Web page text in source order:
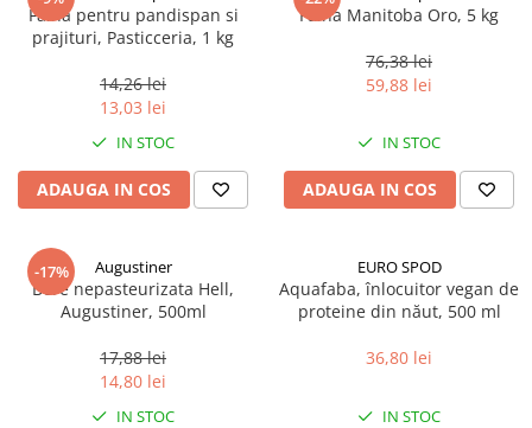
Faina pentru pandispan si
prajituri, Pasticceria, 1 kg
14,26 lei
13,03 lei
IN STOC
ADAUGA IN COS
Faina Manitoba Oro, 5 kg
76,38 lei
59,88 lei
IN STOC
ADAUGA IN COS
-17% Augustiner
Bere nepasteurizata Hell,
Augustiner, 500ml
17,88 lei
14,80 lei
IN STOC
EURO SPOD
Aquafaba, înlocuitor vegan de
proteine ​​din năut, 500 ml
36,80 lei
IN STOC